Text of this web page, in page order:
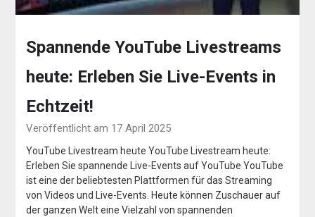
Spannende YouTube Livestreams
heute: Erleben Sie Live-Events in
Echtzeit!
Veröffentlicht am 17 April 2025
YouTube Livestream heute YouTube Livestream heute:
Erleben Sie spannende Live-Events auf YouTube YouTube
ist eine der beliebtesten Plattformen für das Streaming
von Videos und Live-Events. Heute können Zuschauer auf
der ganzen Welt eine Vielzahl von spannenden